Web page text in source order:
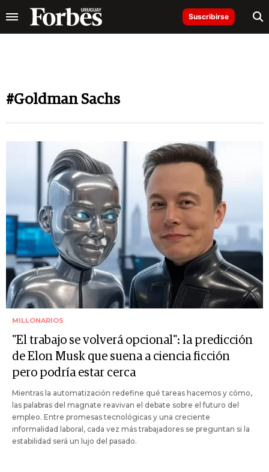
Suscribirse
#Goldman Sachs
MILLONARIOS
"El trabajo se volverá opcional": la predicción
de Elon Musk que suena a ciencia ficción
pero podría estar cerca
Mientras la automatización redefine qué tareas hacemos y cómo,
las palabras del magnate reavivan el debate sobre el futuro del
empleo. Entre promesas tecnológicas y una creciente
informalidad laboral, cada vez más trabajadores se preguntan si la
estabilidad será un lujo del pasado.